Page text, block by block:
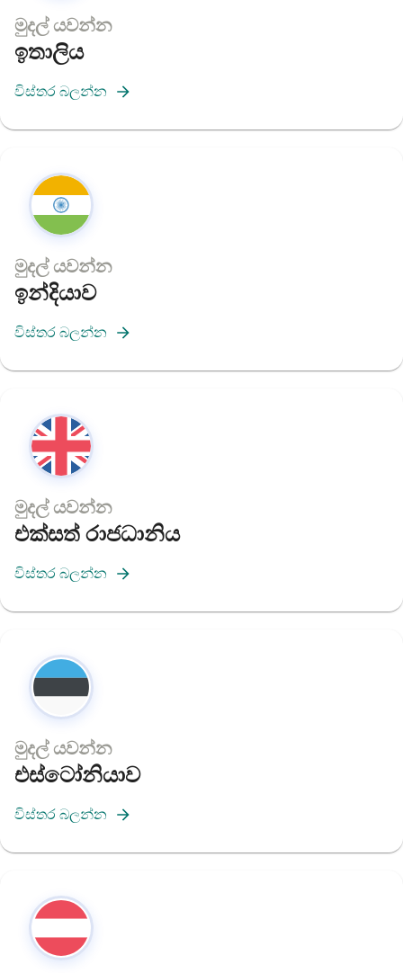
මුදල් යවන්න
ඉතාලිය
විස්තර බලන්න
මුදල් යවන්න
ඉන්දියාව
විස්තර බලන්න
මුදල් යවන්න
එක්සත් රාජධානිය
විස්තර බලන්න
මුදල් යවන්න
එස්ටෝනියාව
විස්තර බලන්න